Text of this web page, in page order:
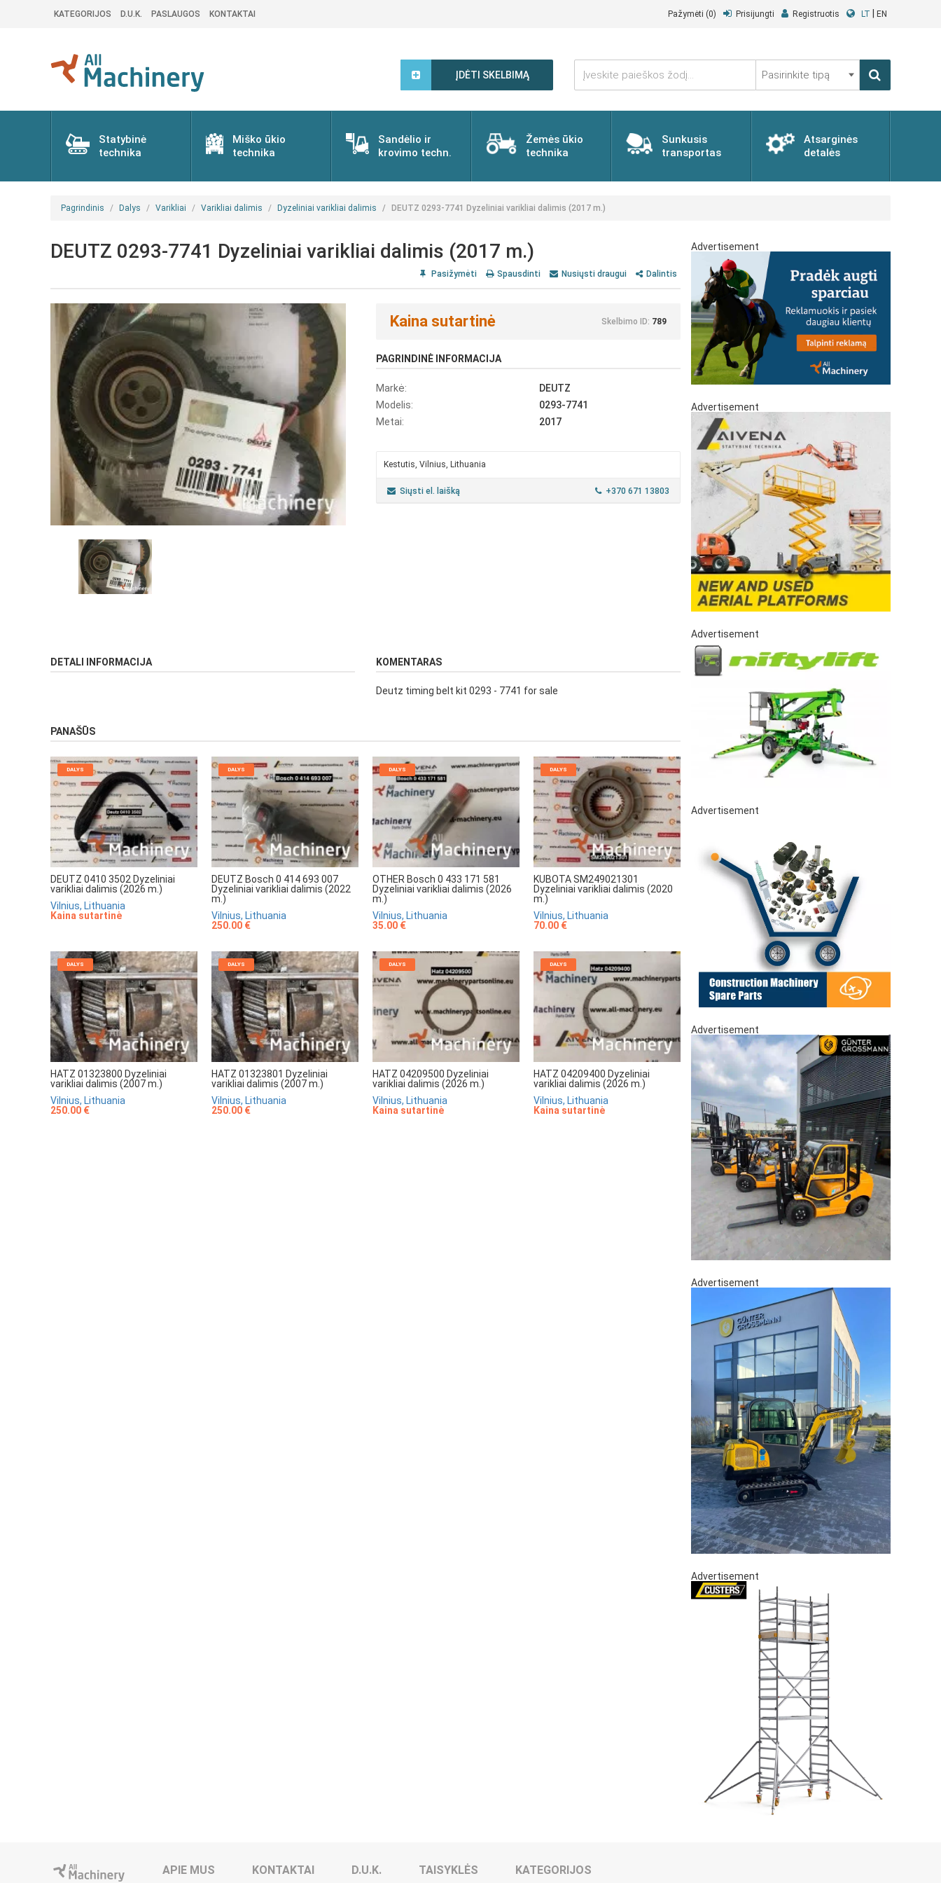
KATEGORIJOS D.U.K. PASLAUGOS KONTAKTAI Pažymėti (0) Prisijungti Registruotis LT EN
ĮDĖTI SKELBIMĄ
Įveskite
paieškos
žodį...
Pasirinkite
tipą
Statybinė
technika
Miško ūkio
technika
Sandėlio ir
krovimo techn.
Žemės ūkio
technika
Sunkusis
transportas
Atsarginės
detalės
Pagrindinis Dalys Varikliai Varikliai dalimis Dyzeliniai varikliai dalimis DEUTZ 0293-7741 Dyzeliniai varikliai dalimis (2017 m.)
DEUTZ 0293-7741 Dyzeliniai varikliai dalimis (2017 m.)
Pasižymėti Spausdinti Nusiųsti draugui Dalintis
Kaina sutartinė Skelbimo ID: 789
PAGRINDINĖ INFORMACIJA
Markė:
DEUTZ
Modelis:
0293-7741
Metai:
2017
Kestutis, Vilnius, Lithuania
Siųsti el. laišką +370 671 13803
DETALI INFORMACIJA KOMENTARAS
Deutz timing belt kit 0293 - 7741 for sale
PANAŠŪS
DALYS
DEUTZ 0410 3502 Dyzeliniai
varikliai dalimis (2026 m.)
Vilnius, Lithuania
Kaina sutartinė
DALYS
DEUTZ Bosch 0 414 693 007
Dyzeliniai varikliai dalimis (2022
m.)
Vilnius, Lithuania
250.00 €
DALYS
OTHER Bosch 0 433 171 581
Dyzeliniai varikliai dalimis (2026
m.)
Vilnius, Lithuania
35.00 €
DALYS
KUBOTA SM249021301
Dyzeliniai varikliai dalimis (2020
m.)
Vilnius, Lithuania
70.00 €
DALYS
HATZ 01323800 Dyzeliniai
varikliai dalimis (2007 m.)
Vilnius, Lithuania
250.00 €
DALYS
HATZ 01323801 Dyzeliniai
varikliai dalimis (2007 m.)
Vilnius, Lithuania
250.00 €
DALYS
HATZ 04209500 Dyzeliniai
varikliai dalimis (2026 m.)
Vilnius, Lithuania
Kaina sutartinė
DALYS
HATZ 04209400 Dyzeliniai
varikliai dalimis (2026 m.)
Vilnius, Lithuania
Kaina sutartinė
Advertisement
Advertisement
Advertisement
Advertisement
Advertisement
Advertisement
Advertisement
APIE MUS KONTAKTAI D.U.K. TAISYKLĖS KATEGORIJOS